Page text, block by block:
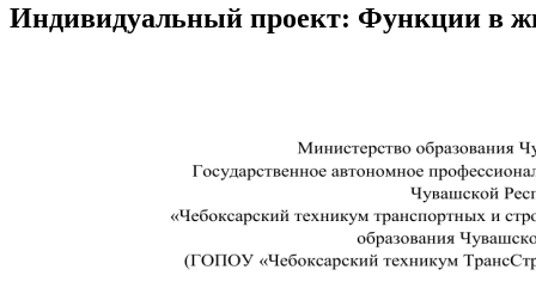
Индивидуальный проект: Функции в